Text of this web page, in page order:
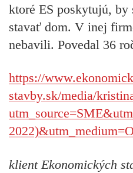
ktoré ES poskytujú,
stavať dom. V inej
nebavili. Povedal 36
https://
stavby.sk/media/
klient Ekonomických